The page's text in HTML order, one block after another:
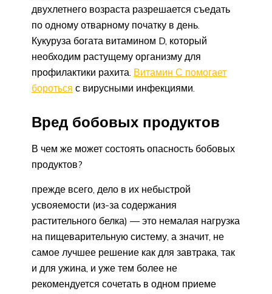
двухлетнего возраста разрешается съедать
по одному отварному початку в день.
Кукуруза богата витамином D, который
необходим растущему организму для
профилактики рахита. Витамин С помогает
бороться с вирусными инфекциями.
Вред бобовых продуктов
В чем же может состоять опасность бобовых
продуктов?
прежде всего, дело в их небыстрой
усвояемости (из-за содержания
растительного белка) — это немалая нагрузка
на пищеварительную систему, а значит, не
самое лучшее решение как для завтрака, так
и для ужина, и уже тем более не
рекомендуется сочетать в одном приеме